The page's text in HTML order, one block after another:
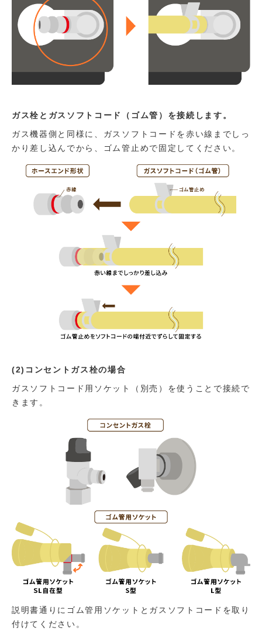
ガス栓とガスソフトコード（ゴム管）を接続します。
ガス機器側と同様に、ガスソフトコードを赤い線までしっ
かり差し込んでから、ゴム管止めで固定してください。
(2)コンセントガス栓の場合
ガスソフトコード用ソケット（別売）を使うことで接続で
きます。
説明書通りにゴム管用ソケットとガスソフトコードを取り
付けてください。